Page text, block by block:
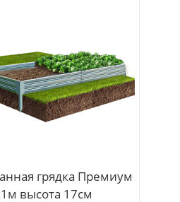
грядка Премиум
высота 17см